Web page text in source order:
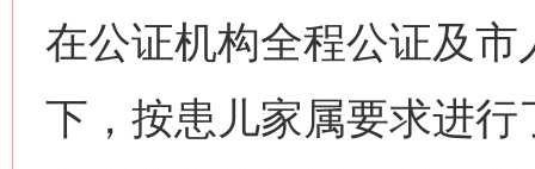
在公证机构全程公证及
下，按患儿家属要求进